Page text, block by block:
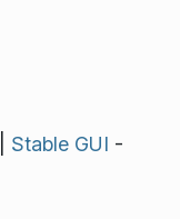
Stable GUI -